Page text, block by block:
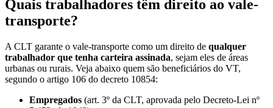
Quais trabalhadores têm direito ao vale-
transporte?
A CLT garante o vale-transporte como um direito de qualquer
trabalhador que tenha carteira assinada, sejam eles de áreas
urbanas ou rurais. Veja abaixo quem são beneficiários do VT,
segundo o artigo 106 do decreto 10854:
Empregados (art. 3º da CLT, aprovada pelo Decreto-Lei nº